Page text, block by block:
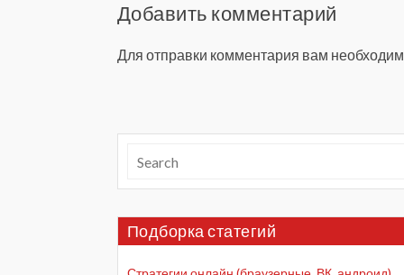
Добавить комментарий
Для отправки комментария вам
Подборка статегий